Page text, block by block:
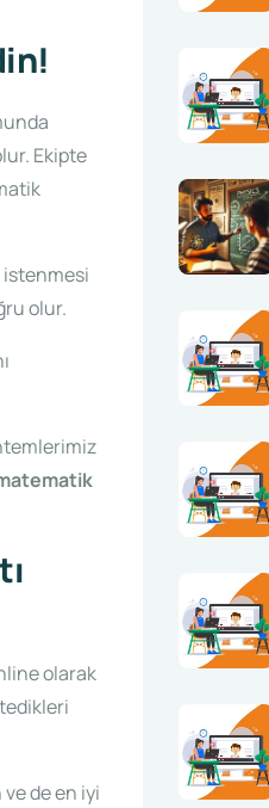
Ekipte
istenmesi
olur.
olarak
de en iyi